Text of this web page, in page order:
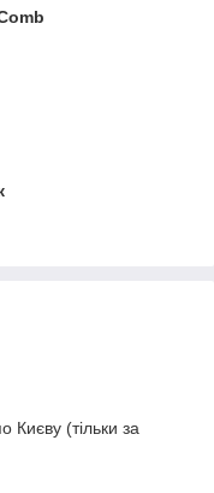
Києву (тільки за